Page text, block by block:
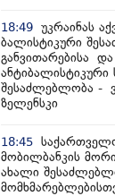
18:49 უკრაინას
ბალისტიკური
განვითარებისა
ანტიბალისტიკური
შესაძლებლობა -
ზელენსკი
18:45
მობილბანკის
ახალი